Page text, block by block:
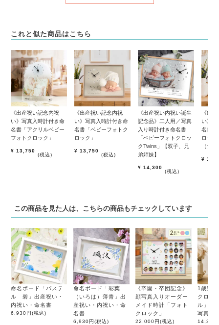
これと似た商品はこちら
《出産祝い記念内祝
い》写真入時計付き命
名書「アクリルベビー
フォトクロック」
¥ 13,750
税込
《出産祝い記念内祝
い》写真入時計付き命
名書「ベビーフォトク
ロック」
¥ 13,750
税込
《出産祝い内祝い誕生
記念品》二人用／写真
入り時計付き命名書
「ベビーフォトクロッ
クTwins」【双子、兄
弟姉妹】
¥ 14,300
税込
《出
い》
名書「
ロッ
（ナ
¥
この商品を見た人は、こちらの商品もチェックしています
命名ボード「パステ
ル 碧」出産祝い・
内祝い・命名書
6,930円(税込)
命名ボード「彩葉
（いろは）薄青」出
産祝い・内祝い・命
名書
6,930円(税込)
《卒園・卒団記念》
顔写真入りオーダー
メイド時計「フォト
クロック」
22,000円(税込)
1歳誕
クロッ
ル」｜
写真で
14,300